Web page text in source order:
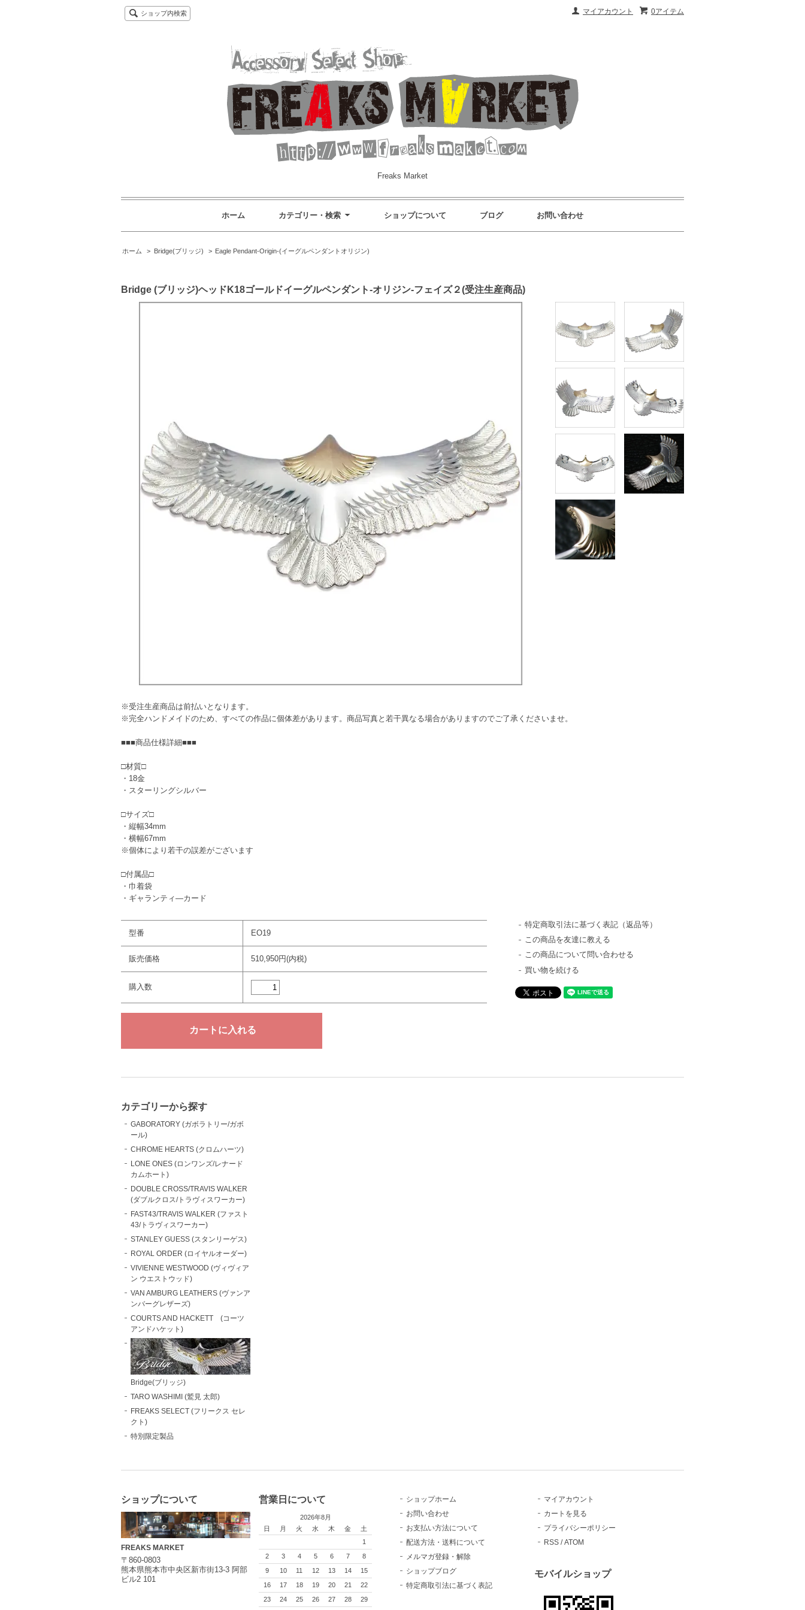
0アイテム
マイアカウント
ショップ内検索
Freaks Market
ホーム カテゴリー・検索 ショップについて ブログ お問い合わせ
ホーム > Bridge(ブリッジ) > Eagle Pendant-Origin-(イーグルペンダントオリジン)
Bridge (ブリッジ)ヘッドK18ゴールドイーグルペンダント-オリジン-フェイズ２(受注生産商品)
※受注生産商品は前払いとなります。
※完全ハンドメイドのため、すべての作品に個体差があります。商品写真と若干異なる場合がありますのでご了承くださいませ。
■■■商品仕様詳細■■■
□材質□
・18金
・スターリングシルバー
□サイズ□
・縦幅34mm
・横幅67mm
※個体により若干の誤差がございます
□付属品□
・巾着袋
・ギャランティ―カード
型番 EO19
販売価格 510,950円(内税)
購入数
特定商取引法に基づく表記（返品等）
この商品を友達に教える
この商品について問い合わせる
買い物を続ける
カテゴリーから探す
GABORATORY (ガボラトリー/ガボ
ール)
CHROME HEARTS (クロムハーツ)
LONE ONES (ロンワンズ/レナード
カムホート)
DOUBLE CROSS/TRAVIS WALKER
(ダブルクロス/トラヴィスワーカー)
FAST43/TRAVIS WALKER (ファスト
43/トラヴィスワーカー)
STANLEY GUESS (スタンリーゲス)
ROYAL ORDER (ロイヤルオーダー)
VIVIENNE WESTWOOD (ヴィヴィア
ン ウエストウッド)
VAN AMBURG LEATHERS (ヴァンア
ンバーグレザーズ)
COURTS AND HACKETT (コーツ
アンドハケット)
Bridge(ブリッジ)
TARO WASHIMI (鷲見 太郎)
FREAKS SELECT (フリークス セレ
クト)
特別限定製品
ショップについて
FREAKS MARKET
〒860-0803
熊本県熊本市中央区新市街13-3 阿部
ビル2 101
営業日について
2026年8月
日
月 火 水 木 金
土
1
2
3 4 5 6 7
8
9
10 11 12 13 14
15
16
17 18 19 20 21
22
23
24 25 26 27 28 29
ショップホーム
お問い合わせ
お支払い方法について
配送方法・送料について
メルマガ登録・解除
ショップブログ
特定商取引法に基づく表記
マイアカウント
カートを見る
プライバシーポリシー
RSS /ATOM
モバイルショップ